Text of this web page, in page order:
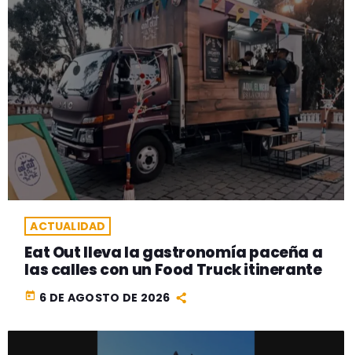
ACTUALIDAD
Eat Out lleva la gastronomía paceña a
las calles con un Food Truck itinerante
today 6 DE AGOSTO DE 2026